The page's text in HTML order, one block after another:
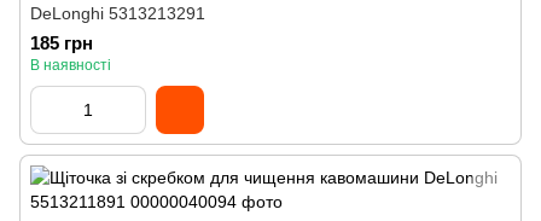
DeLonghi 5313213291
185 грн
В наявності